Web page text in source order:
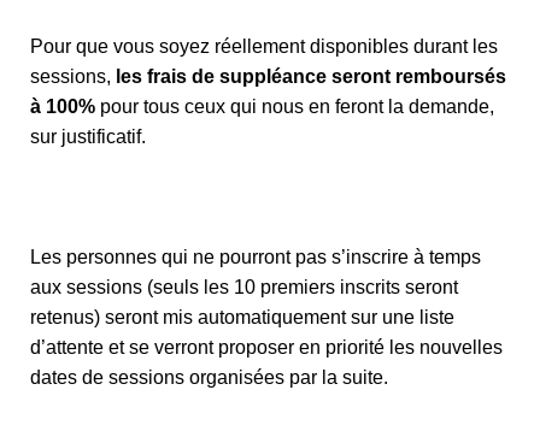
Pour que vous soyez réellement disponibles durant les
sessions, les frais de suppléance seront remboursés
à 100% pour tous ceux qui nous en feront la demande,
sur justificatif.
Les personnes qui ne pourront pas s’inscrire à temps
aux sessions (seuls les 10 premiers inscrits seront
retenus) seront mis automatiquement sur une liste
d’attente et se verront proposer en priorité les nouvelles
dates de sessions organisées par la suite.